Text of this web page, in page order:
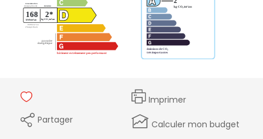
Imprimer
Partager
Calculer mon budget